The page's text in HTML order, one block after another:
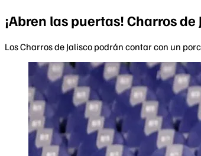
¡Abren las puertas! Charros
Los Charros de Jalisco podrán contar con un